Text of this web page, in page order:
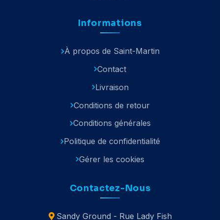
Informations
À propos de Saint-Martin
Contact
Livraison
Conditions de retour
Conditions générales
Politique de confidentialité
Gérer les cookies
Contactez-Nous
Sandy Ground - Rue Lady Fish